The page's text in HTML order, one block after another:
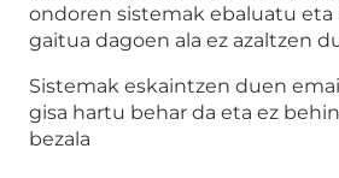
ondoren sistemak ebaluatu eta
gaitua dagoen ala ez azaltzen
Sistemak eskaintzen duen
gisa hartu behar da eta ez
bezala